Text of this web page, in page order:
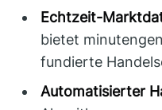
Echtzeit-
bietet
fundierte
Automatisierter